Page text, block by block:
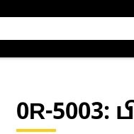
0R-5003: